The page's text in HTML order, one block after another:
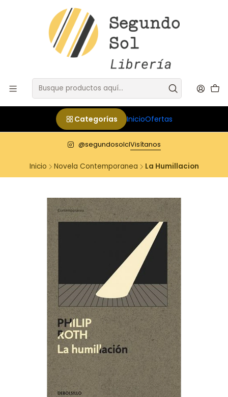
Categorías InicioOfertas
@segundosolclVisítanos
Inicio Novela Contemporanea La Humillacion